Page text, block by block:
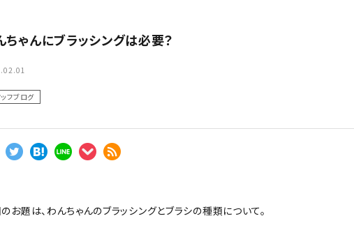
ちゃんにブラッシングは必要？
フブログ
お題は、わんちゃんのブラッシングとブラシの種類について。